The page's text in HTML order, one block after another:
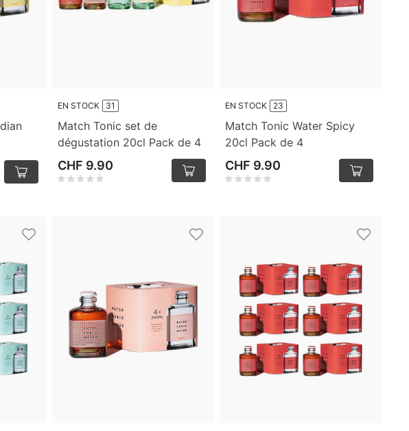
EN STOCK 31
Match Tonic set de
dégustation 20cl Pack de 4
CHF 9.90
EN STOCK 23
Match Tonic Water Spicy
20cl Pack de 4
CHF 9.90